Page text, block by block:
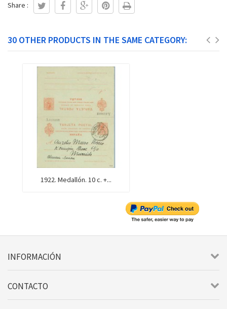
Share :
30 OTHER PRODUCTS IN THE SAME CATEGORY:
1922. Medallón. 10 c. +...
INFORMACIÓN
CONTACTO